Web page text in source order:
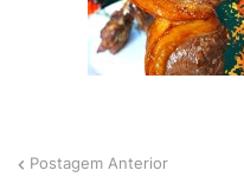
Postagem Anterior